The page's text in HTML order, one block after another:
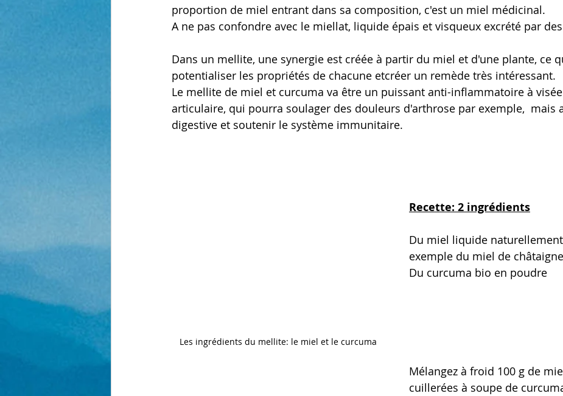
proportion de miel entrant dans sa composition, c'est un miel médicinal.
A ne pas confondre avec le miellat, liquide épais et visqueux excrété par
Dans un mellite, une synergie est créée à partir du miel et d'une plante, ce
potentialiser les propriétés de chacune etcréer un remède très intéressant.
Le mellite de miel et curcuma va être un puissant anti-inflammatoire à
articulaire, qui pourra soulager des douleurs d'arthrose par exemple,  mais
digestive et soutenir le système immunitaire.
Les ingrédients du mellite: le miel et le curcuma
Recette: 2 ingrédients
Du miel liquide
exemple du miel de
Du curcuma bio en poudre
Mélangez à froid 100 g de
cuillerées à soupe de